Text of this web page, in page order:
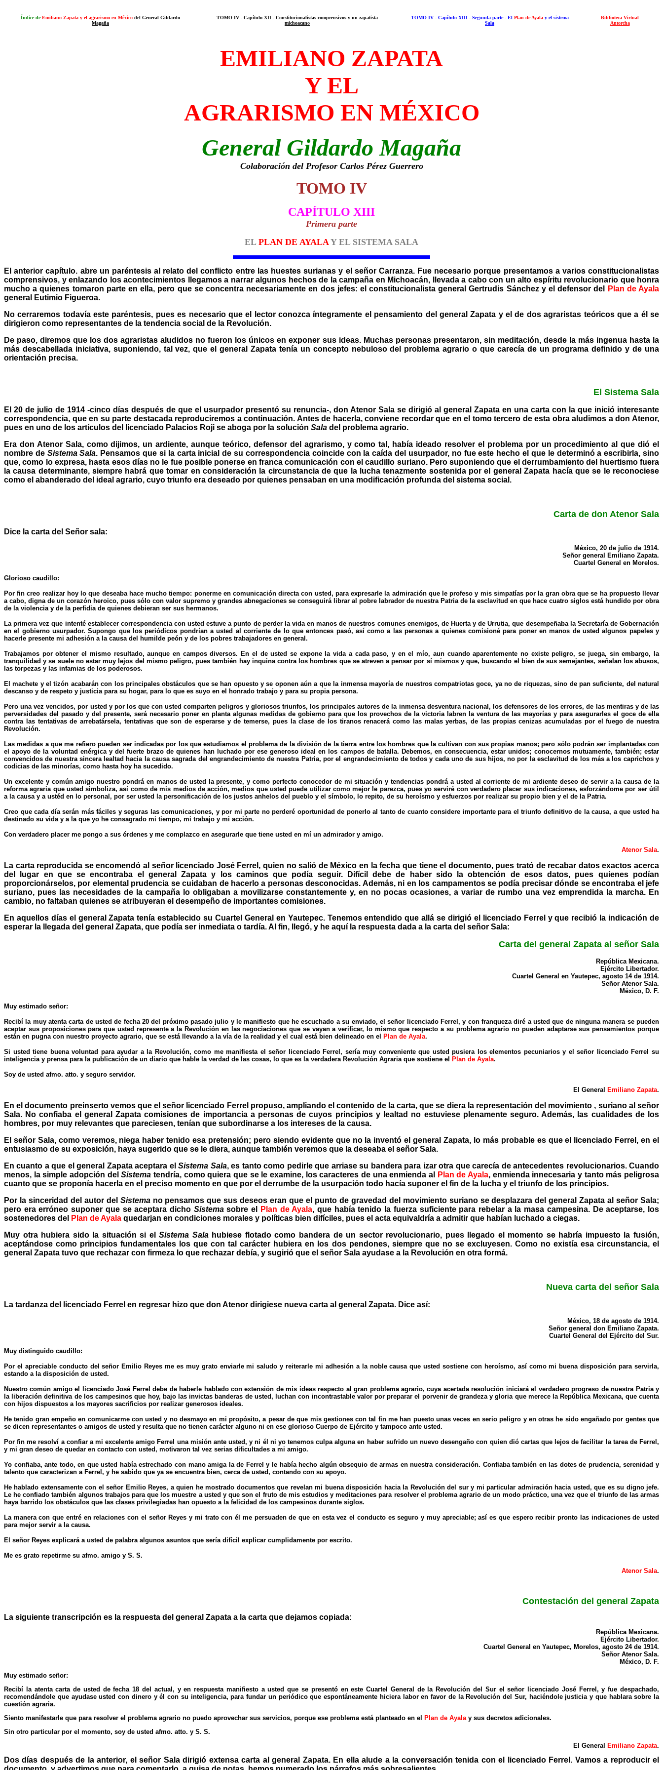
Índice deEmiliano Zapata y el agrarismo en México del General Gildardo
Magaña
TOMO IV - Capítulo XII - Constitucionalistas comprensivos y un zapatista
michoacano
TOMO IV - Capítulo XIII - Segunda parte - El Plan de Ayalay el sistema
Sala
Biblioteca Virtual
Antorcha
EMILIANO ZAPATA
Y EL
AGRARISMO EN MÉXICO
General Gildardo Magaña
Colaboración del Profesor Carlos Pérez Guerrero
TOMO IV
CAPÍTULO XIII
Primera parte
EL PLAN DE AYALAY EL SISTEMA SALA
El anterior capítulo. abre un paréntesis al relato del conflicto entre las huestes surianas y el señor Carranza. Fue necesario porque presentamos a varios constitucionalistas
comprensivos, y enlazando los acontecimientos llegamos a narrar algunos hechos de la campaña en Michoacán, llevada a cabo con un alto espíritu revolucionario que honra
mucho a quienes tomaron parte en ella, pero que se concentra necesariamente en dos jefes: el constitucionalista general Gertrudis Sánchez y el defensor del
Plan de Ayala
general Eutimio Figueroa.
No cerraremos todavía este paréntesis, pues es necesario que el lector conozca íntegramente el pensamiento del general Zapata y el de dos agraristas teóricos que a él se
dirigieron como representantes de la tendencia social de la Revolución.
De paso, diremos que los dos agraristas aludidos no fueron los únicos en exponer sus ideas. Muchas personas presentaron, sin meditación, desde la más ingenua hasta la
más descabellada iniciativa, suponiendo, tal vez, que el general Zapata tenía un concepto nebuloso del problema agrario o que carecía de un programa definido y de una
orientación precisa.
El Sistema Sala
El 20 de julio de 1914 -cinco días después de que el usurpador presentó su renuncia-, don Atenor Sala se dirigió al general Zapata en una carta con la que inició interesante
correspondencia, que en su parte destacada reproduciremos a continuación. Antes de hacerla, conviene recordar que en el tomo tercero de esta obra aludimos a don Atenor,
pues en uno de los artículos del licenciado Palacios Roji se aboga por la solución Sala del problema agrario.
Era don Atenor Sala, como dijimos, un ardiente, aunque teórico, defensor del agrarismo, y como tal, había ideado resolver el problema por un procedimiento al que dió el
nombre de Sistema Sala. Pensamos que si la carta inicial de su correspondencia coincide con la caída del usurpador, no fue este hecho el que le determinó a escribirla, sino
que, como lo expresa, hasta esos días no le fue posible ponerse en franca comunicación con el caudillo suriano. Pero suponiendo que el derrumbamiento del huertismo fuera
la causa determinante, siempre habrá que tomar en consideración la circunstancia de que la lucha tenazmente sostenida por el general Zapata hacía que se le reconociese
como el abanderado del ideal agrario, cuyo triunfo era deseado por quienes pensaban en una modificación profunda del sistema social.
Carta de don Atenor Sala
Dice la carta del Señor sala:
México, 20 de julio de 1914.
Señor general Emiliano Zapata.
Cuartel General en Morelos.
Glorioso caudillo:
Por fin creo realizar hoy lo que deseaba hace mucho tiempo: ponerme en comunicación directa con usted, para expresarle la admiración que le profeso y mis simpatías por la gran obra que se ha propuesto llevar
a cabo, digna de un corazón heroico, pues sólo con valor supremo y grandes abnegaciones se conseguirá librar al pobre labrador de nuestra Patria de la esclavitud en que hace cuatro siglos está hundido por obra
de la violencia y de la perfidia de quienes debieran ser sus hermanos.
La primera vez que intenté establecer correspondencia con usted estuve a punto de perder la vida en manos de nuestros comunes enemigos, de Huerta y de Urrutia, que desempeñaba la Secretaría de Gobernación
en el gobierno usurpador. Supongo que los periódicos pondrían a usted al corriente de lo que entonces pasó, así como a las personas a quienes comisioné para poner en manos de usted algunos papeles y
hacerle presente mi adhesión a la causa del humilde peón y de los pobres trabajadores en general.
Trabajamos por obtener el mismo resultado, aunque en campos diversos. En el de usted se expone la vida a cada paso, y en el mío, aun cuando aparentemente no existe peligro, se juega, sin embargo, la
tranquilidad y se suele no estar muy lejos del mismo peligro, pues también hay inquina contra los hombres que se atreven a pensar por sí mismos y que, buscando el bien de sus semejantes, señalan los abusos,
las torpezas y las infamias de los poderosos.
El machete y el tizón acabarán con los principales obstáculos que se han opuesto y se oponen aún a que la inmensa mayoría de nuestros compatriotas goce, ya no de riquezas, sino de pan suficiente, del natural
descanso y de respeto y justicia para su hogar, para lo que es suyo en el honrado trabajo y para su propia persona.
Pero una vez vencidos, por usted y por los que con usted comparten peligros y gloriosos triunfos, los principales autores de la inmensa desventura nacional, los defensores de los errores, de las mentiras y de las
perversidades del pasado y del presente, será necesario poner en planta algunas medidas de gobierno para que los provechos de la victoria labren la ventura de las mayorías y para asegurarles el goce de ella
contra las tentativas de arrebatársela, tentativas que son de esperarse y de temerse, pues la clase de los tiranos renacerá como las malas yerbas, de las propias cenizas acumuladas por el fuego de nuestra
Revolución.
Las medidas a que me refiero pueden ser indicadas por los que estudiamos el problema de la división de la tierra entre los hombres que la cultivan con sus propias manos; pero sólo podrán ser implantadas con
el apoyo de la voluntad enérgica y del fuerte brazo de quienes han luchado por ese generoso ideal en los campos de batalla. Debemos, en consecuencia, estar unidos; conocernos mutuamente, también; estar
convencidos de nuestra sincera lealtad hacia la causa sagrada del engrandecimiento de nuestra Patria, por el engrandecimiento de todos y cada uno de sus hijos, no por la esclavitud de los más a los caprichos y
codicias de las minorías, como hasta hoy ha sucedido.
Un excelente y común amigo nuestro pondrá en manos de usted la presente, y como perfecto conocedor de mi situación y tendencias pondrá a usted al corriente de mi ardiente deseo de servir a la causa de la
reforma agraria que usted simboliza, así como de mis medios de acción, medios que usted puede utilizar como mejor le parezca, pues yo serviré con verdadero placer sus indicaciones, esforzándome por ser útil
a la causa y a ustéd en lo personal, por ser usted la personificación de los justos anhelos del pueblo y el símbolo, lo repito, de su heroísmo y esfuerzos por realizar su propio bien y el de la Patria.
Creo que cada día serán más fáciles y seguras las comunicaciones, y por mi parte no perderé oportunidad de ponerlo al tanto de cuanto considere importante para el triunfo definitivo de la causa, a que usted ha
destinado su vida y a la que yo he consagrado mi tiempo, mi trabajo y mi acción.
Con verdadero placer me pongo a sus órdenes y me complazco en asegurarle que tiene usted en mí un admirador y amigo.
Atenor Sala.
La carta reproducida se encomendó al señor licenciado José Ferrel, quien no salió de México en la fecha que tiene el documento, pues trató de recabar datos exactos acerca
del lugar en que se encontraba el general Zapata y los caminos que podía seguir. Difícil debe de haber sido la obtención de esos datos, pues quienes podían
proporcionárselos, por elemental prudencia se cuidaban de hacerlo a personas desconocidas. Además, ni en los campamentos se podía precisar dónde se encontraba el jefe
suriano, pues las necesidades de la campaña lo obligaban a movilizarse constantemente y, en no pocas ocasiones, a variar de rumbo una vez emprendida la marcha. En
cambio, no faltaban quienes se atribuyeran el desempeño de importantes comisiones.
En aquellos días el general Zapata tenía establecido su Cuartel General en Yautepec. Tenemos entendido que allá se dirigió el licenciado Ferrel y que recibió la indicación de
esperar la llegada del general Zapata, que podía ser inmediata o tardía. Al fin, llegó, y he aquí la respuesta dada a la carta del señor Sala:
Carta del general Zapata al señor Sala
República Mexicana.
Ejército Libertador.
Cuartel General en Yautepec, agosto 14 de 1914.
Señor Atenor Sala.
México, D. F.
Muy estimado señor:
Recibí la muy atenta carta de usted de fecha 20 del próximo pasado julio y le manifiesto que he escuchado a su enviado, el señor licenciado Ferrel, y con franqueza diré a usted que de ninguna manera se pueden
aceptar sus proposiciones para que usted represente a la Revolución en las negociaciones que se vayan a verificar, lo mismo que respecto a su problema agrario no pueden adaptarse sus pensamientos porque
están en pugna con nuestro proyecto agrario, que se está llevando a la vía de la realidad y el cual está bien delineado en el
Plan de Ayala.
Si usted tiene buena voluntad para ayudar a la Revolución, como me manifiesta el señor licenciado Ferrel, sería muy conveniente que usted pusiera los elementos pecuniarios y el señor licenciado Ferrel su
inteligencia y prensa para la publicación de un diario que hable la verdad de las cosas, lo que es la verdadera Revolución Agraria que sostiene el
Plan de Ayala.
Soy de usted afmo. atto. y seguro servidor.
El General Emiliano Zapata.
En el documento preinserto vemos que el señor licenciado Ferrel propuso, ampliando el contenido de la carta, que se diera la representación del movimiento , suriano al señor
Sala. No confiaba el general Zapata comisiones de importancia a personas de cuyos principios y lealtad no estuviese plenamente seguro. Además, las cualidades de los
hombres, por muy relevantes que pareciesen, tenían que subordinarse a los intereses de la causa.
El señor Sala, como veremos, niega haber tenido esa pretensión; pero siendo evidente que no la inventó el general Zapata, lo más probable es que el licenciado Ferrel, en el
entusiasmo de su exposición, haya sugerido que se le diera, aunque también veremos que la deseaba el señor Sala.
En cuanto a que el general Zapata aceptara elSistema Sala, es tanto como pedirle que arriase su bandera para izar otra que carecía de antecedentes revolucionarios. Cuando
menos, la simple adopción delSistema tendría, como quiera que se le examine, los caracteres de una enmienda al Plan de Ayala, enmienda innecesaria y tanto más peligrosa
cuanto que se proponía hacerla en el preciso momento en que por el derrumbe de la usurpación todo hacía suponer el fin de la lucha y el triunfo de los principios.
Por la sinceridad del autor del Sistemano pensamos que sus deseos eran que el punto de gravedad del movimiento suriano se desplazara del general Zapata al señor Sala;
pero era erróneo suponer que se aceptara dicho Sistemasobre el Plan de Ayala, que había tenido la fuerza suficiente para rebelar a la masa campesina. De aceptarse, los
sostenedores del
Plan de Ayala quedarjan en condiciones morales y políticas bien difíciles, pues el acta equivaldría a admitir que habían luchado a ciegas.
Muy otra hubiera sido la situación si elSistema Salahubiese flotado como bandera de un sector revolucionario, pues llegado el momento se habría impuesto la fusión,
aceptándose como principios fundamentales los que con tal carácter hubiera en los dos pendones, siempre que no se excluyesen. Como no existía esa circunstancia, el
general Zapata tuvo que rechazar con firmeza lo que rechazar debía, y sugirió que el señor Sala ayudase a la Revolución en otra formá.
Nueva carta del señor Sala
La tardanza del licenciado Ferrel en regresar hizo que don Atenor dirigiese nueva carta al general Zapata. Dice así:
México, 18 de agosto de 1914.
Señor general don Emiliano Zapata.
Cuartel General del Ejército del Sur.
Muy distinguido caudillo:
Por el apreciable conducto del señor Emilio Reyes me es muy grato enviarle mi saludo y reiterarle mi adhesión a la noble causa que usted sostiene con heroísmo, así como mi buena disposición para servirla,
estando a la disposición de usted.
Nuestro común amigo el licenciado José Ferrel debe de haberle hablado con extensión de mis ideas respecto al gran problema agrario, cuya acertada resolución iniciará el verdadero progreso de nuestra Patria y
la liberación definitiva de los campesinos que hoy, bajo las invictas banderas de usted, luchan con incontrastable valor por preparar el porvenir de grandeza y gloria que merece la República Mexicana, que cuenta
con hijos dispuestos a los mayores sacrificios por realizar generosos ideales.
He tenido gran empeño en comunicarme con usted y no desmayo en mi propósito, a pesar de que mis gestiones con tal fin me han puesto unas veces en serio peligro y en otras he sido engañado por gentes que
se dicen representantes o amigos de usted y resulta que no tienen carácter alguno ni en ese glorioso Cuerpo de Ejército y tampoco ante usted.
Por fin me resolví a confiar a mi excelente amigo Ferrel una misión ante usted, y ni él ni yo tenemos culpa alguna en haber sufrido un nuevo desengaño con quien dió cartas que lejos de facilitar la tarea de Ferrel,
y mi gran deseo de quedar en contacto con usted, motivaron tal vez serias dificultades a mi amigo.
Yo confiaba, ante todo, en que usted había estrechado con mano amiga la de Ferrel y le había hecho algún obsequio de armas en nuestra consideración. Confiaba también en las dotes de prudencia, serenidad y
talento que caracterizan a Ferrel, y he sabido que ya se encuentra bien, cerca de usted, contando con su apoyo.
He hablado extensamente con el señor Emilio Reyes, a quien he mostrado documentos que revelan mi buena disposición hacia la Revolución del sur y mi particular admiración hacia usted, que es su digno jefe.
Le he confiado también algunos trabajos para que los muestre a usted y que son el fruto de mis estudios y meditaciones para resolver el problema agrario de un modo práctico, una vez que el triunfo de las armas
haya barrido los obstáculos que las clases privilegiadas han opuesto a la felicidad de los campesinos durante siglos.
La manera con que entré en relaciones con el señor Reyes y mi trato con él me persuaden de que en esta vez el conducto es seguro y muy apreciable; así es que espero recibir pronto las indicaciones de usted
para mejor servir a la causa.
El señor Reyes explicará a usted de palabra algunos asuntos que sería difícil explicar cumplidamente por escrito.
Me es grato repetirme su afmo. amigo y S. S.
Atenor Sala.
Contestación del general Zapata
La siguiente transcripción es la respuesta del general Zapata a la carta que dejamos copiada:
República Mexicana.
Ejército Libertador.
Cuartel General en Yautepec, Morelos, agosto 24 de 1914.
Señor Atenor Sala.
México, D. F.
Muy estimado señor:
Recibí la atenta carta de usted de fecha 18 del actual, y en respuesta manifiesto a usted que se presentó en este Cuartel General de la Revolución del Sur el señor licenciado José Ferrel, y fue despachado,
recomendándole que ayudase usted con dinero y él con su inteligencia, para fundar un periódico que espontáneamente hiciera labor en favor de la Revolución del Sur, haciéndole justicia y que hablara sobre la
cuestión agraria.
Siento manifestarle que para resolver el problema agrario no puedo aprovechar sus servicios, porque ese problema está planteado en el
Plan de Ayalay sus decretos adicionales.
Sin otro particular por el momento, soy de usted afmo. atto. y S. S.
El General Emiliano Zapata.
Dos días después de la anterior, el señor Sala dirigió extensa carta al general Zapata. En ella alude a la conversación tenida con el licenciado Ferrel. Vamos a reproducir el